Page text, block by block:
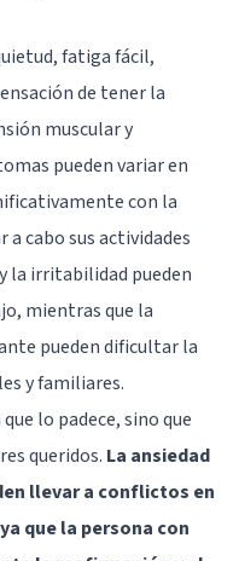
fatiga fácil,
de tener la
muscular y
pueden variar en
con la
a cabo sus actividades
la irritabilidad pueden
mientras que la
pueden dificultar la
y familiares.
lo padece, sino que
queridos. La ansiedad
llevar a conflictos en
que la persona con